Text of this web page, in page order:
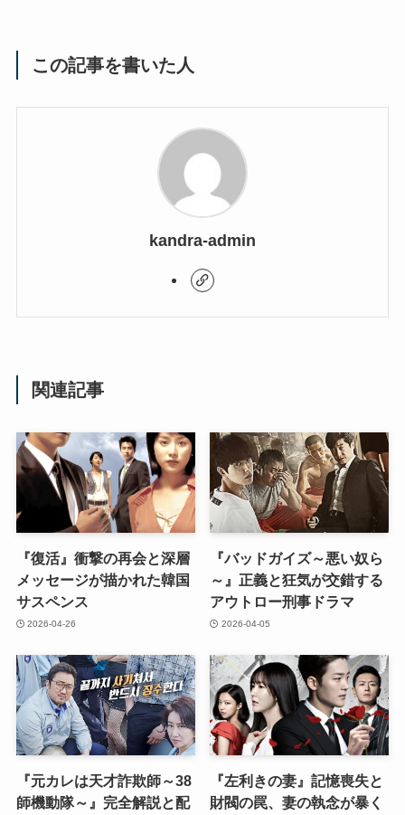
この記事を書いた人
kandra-admin
関連記事
『復活』衝撃の再会と深層
メッセージが描かれた韓国
サスペンス
2026-04-26
『バッドガイズ～悪い奴ら
～』正義と狂気が交錯する
アウトロー刑事ドラマ
2026-04-05
『元カレは天才詐欺師～38
師機動隊～』完全解説と配
『左利きの妻』記憶喪失と
財閥の罠、妻の執念が暴く